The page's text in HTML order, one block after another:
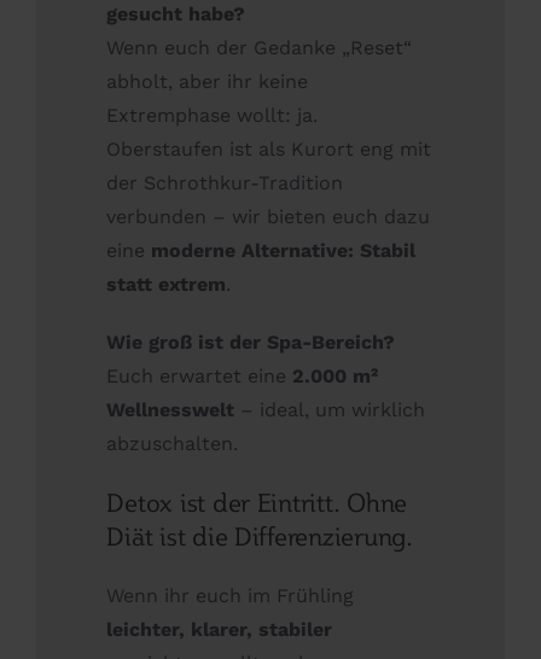
gesucht habe?
Wenn euch der Gedanke „Reset“
abholt, aber ihr keine
Extremphase wollt: ja.
Oberstaufen ist als Kurort eng mit
der Schrothkur-Tradition
verbunden – wir bieten euch dazu
eine moderne Alternative: Stabil
statt extrem.
Wie groß ist der Spa-Bereich?
Euch erwartet eine 2.000 m²
Wellnesswelt – ideal, um wirklich
abzuschalten.
Detox ist der Eintritt. Ohne
Diät ist die Differenzierung.
Wenn ihr euch im Frühling
leichter, klarer, stabiler